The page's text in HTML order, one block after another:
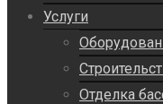
Услуги
Отделка